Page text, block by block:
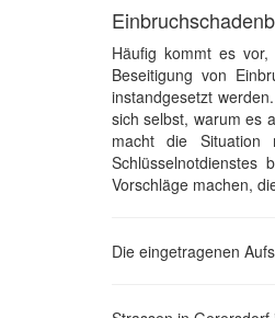
Häufig kommt es
Beseitigung von
instandgesetzt
sich selbst, warum es
macht die
Vorschläge machen,
Die eingetragenen